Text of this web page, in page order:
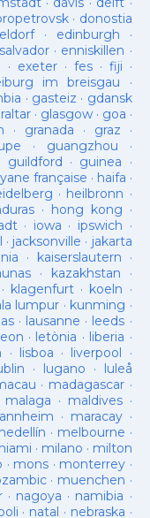
· donostia
· edinburgh ·
· enniskillen ·
· exeter· fes· fiji ·
im breisgau ·
· gasteiz · gdansk
· glasgow· goa ·
· granada · graz ·
· guangzhou ·
guildford · guinea ·
française · haifa ·
· heilbronn ·
· hong kong ·
· iowa · ipswich ·
· jacksonville · jakarta
· kaiserslautern ·
· kazakhstan ·
klagenfurt · koeln ·
lumpur · kunming ·
· lausanne · leeds ·
· letònia · liberia ·
· lisboa · liverpool ·
· lugano · luleå
· madagascar·
malaga · maldives·
· maracay·
· melbourne ·
· milano · milton
· mons · monterrey ·
· muenchen ·
· nagoya · namibia ·
· natal · nebraska ·